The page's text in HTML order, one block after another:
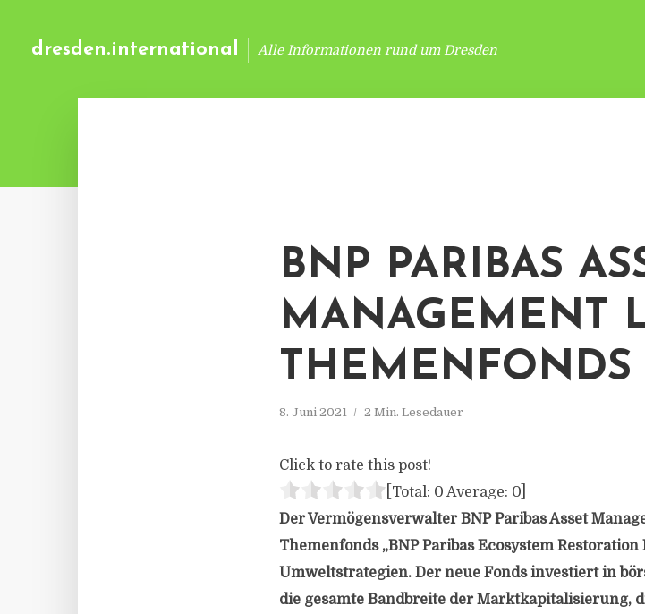
dresden.international Alle Informationen rund um Dresden
BNP PARIBAS
MANAGEMENT
THEMENFONDS
8. Juni 2021 2 Min. Lesedauer
Click to rate this post!
[Total: 0 Average: 0
Der Vermögensverwalter BNP Paribas Asset
Themenfonds „BNP Paribas Ecosystem Restoration
Umweltstrategien. Der neue Fonds investiert in
die gesamte Bandbreite der Marktkapitalisierung,